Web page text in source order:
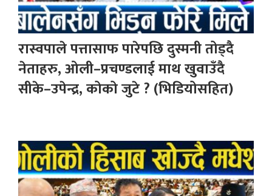
रास्वपाले पत्तासाफ पारेपछि दुस्मनी तोड्दै
नेताहरु, ओली–प्रचण्डलाई माथ खुवाउँदै
सीके–उपेन्द्र, कोको जुटे ? (भिडियोसहित)